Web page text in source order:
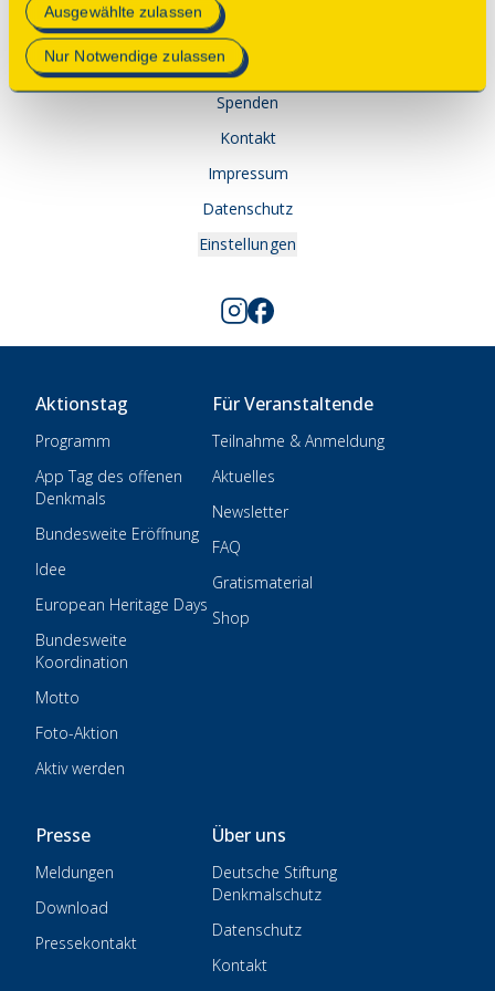
Mehr Informationen finden Sie in unserer
Datenschutzerklärung.
Ausgewählte zulassen
Nur Notwendige zulassen
© 2025 Deutsche Stiftung Denkmalschutz • Schlegelstraße
1 • 53113 Bonn
Spenden
Kontakt
Impressum
Datenschutz
Einstellungen
Aktionstag
Programm
App Tag des offenen
Denkmals
Bundesweite Eröffnung
Idee
European Heritage Days
Bundesweite
Koordination
Motto
Foto-Aktion
Aktiv werden
Für Veranstaltende
Teilnahme & Anmeldung
Aktuelles
Newsletter
FAQ
Gratismaterial
Shop
Presse
Meldungen
Download
Pressekontakt
Über uns
Deutsche Stiftung
Denkmalschutz
Datenschutz
Kontakt